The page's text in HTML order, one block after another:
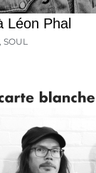
Léon Phal
, SOUL